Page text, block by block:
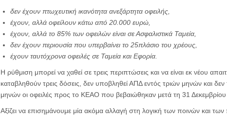
δεν έχουν πτωχευτική ικανότητα ανεξάρτητα οφειλής,
έχουν, αλλά οφείλουν κάτω από 20.000 ευρώ,
έχουν, αλλά το 85% των οφειλών είναι σε Ασφαλιστικά Ταμεία,
δεν έχουν περιουσία που υπερβαίνει το 25πλάσιο του χρέους,
έχουν ταυτόχρονα οφειλές σε Ταμεία και Εφορία.
Η ρύθμιση μπορεί να χαθεί σε τρεις περιπτώσεις και να είναι εκ νέου
καταβληθούν τρεις δόσεις, δεν υποβληθεί ΑΠΔ εντός τριών μηνών και
μηνών οι οφειλές προς το ΚΕΑΟ που βεβαιώθηκαν μετά τη 31
Αξίζει να επισημάνουμε μία ακόμα αλλαγή στη λογική των ποινών και